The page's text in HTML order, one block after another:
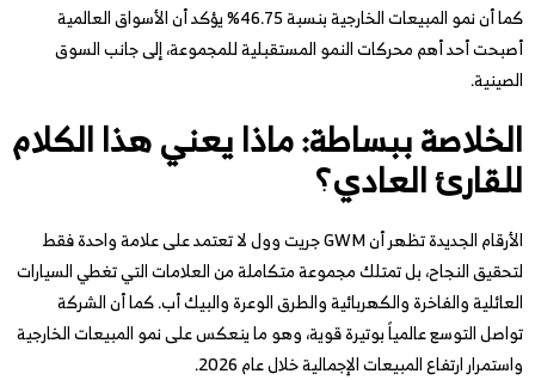
كما أن نمو المبيعات الخارجية بنسبة 46.75% يؤكد أن الأسواق العالمية
أصبحت أحد أهم محركات النمو المستقبلية للمجموعة، إلى جانب السوق
الصينية.
الخلاصة ببساطة: ماذا يعني هذا الكلام
للقارئ العادي؟
الأرقام الجديدة تظهر أن GWM جريت وول لا تعتمد على علامة واحدة فقط
لتحقيق النجاح، بل تمتلك مجموعة متكاملة من العلامات التي تغطي السيارات
العائلية والفاخرة والكهربائية والطرق الوعرة والبيك أب. كما أن الشركة
تواصل التوسع عالمياً بوتيرة قوية، وهو ما ينعكس على نمو المبيعات الخارجية
واستمرار ارتفاع المبيعات الإجمالية خلال عام 2026.